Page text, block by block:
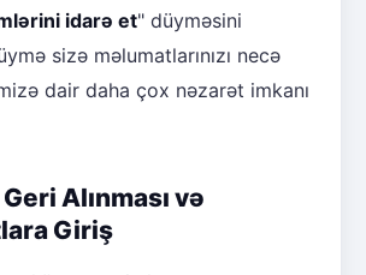
idarə et" düyməsini
sizə məlumatlarınızı necə
dair daha çox nəzarət imkanı
Geri Alınması və
Giriş